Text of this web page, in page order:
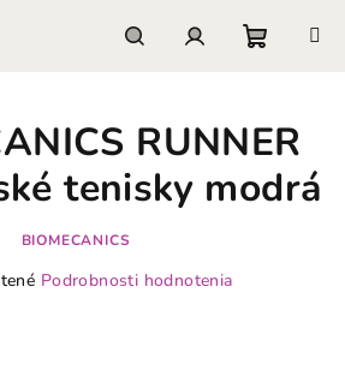
košík
RUNNER
tenisky modrá
BIOMECANICS
Podrobnosti hodnotenia